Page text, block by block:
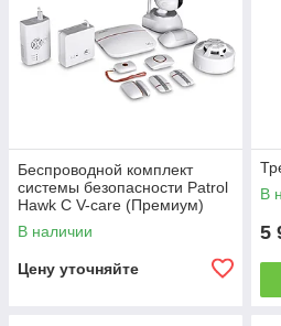
Беспроводной комплект
системы безопасности Patrol
Hawk C V-care (Премиум)
В наличии
Цену уточняйте
В
5